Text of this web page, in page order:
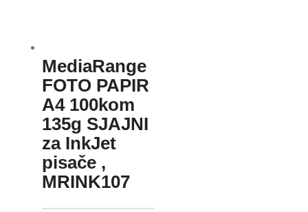
MediaRange
FOTO PAPIR
A4 100kom
135g SJAJNI
za InkJet
pisače ,
MRINK107